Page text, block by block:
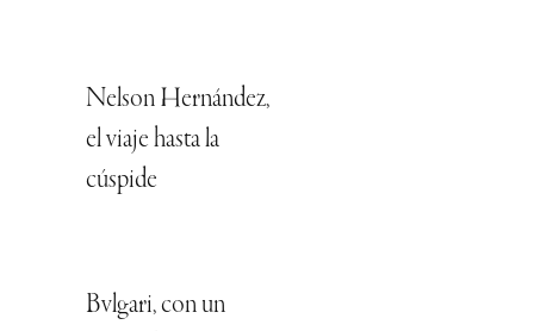
Nelson Hernández,
el viaje hasta la
cúspide
Bvlgari, con un